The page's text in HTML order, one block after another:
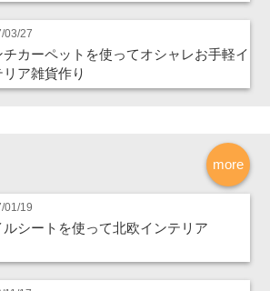
03/27
チカーペットを使ってオシャレお手軽イ
リア雑貨作り
more
01/19
ルシートを使って北欧インテリア